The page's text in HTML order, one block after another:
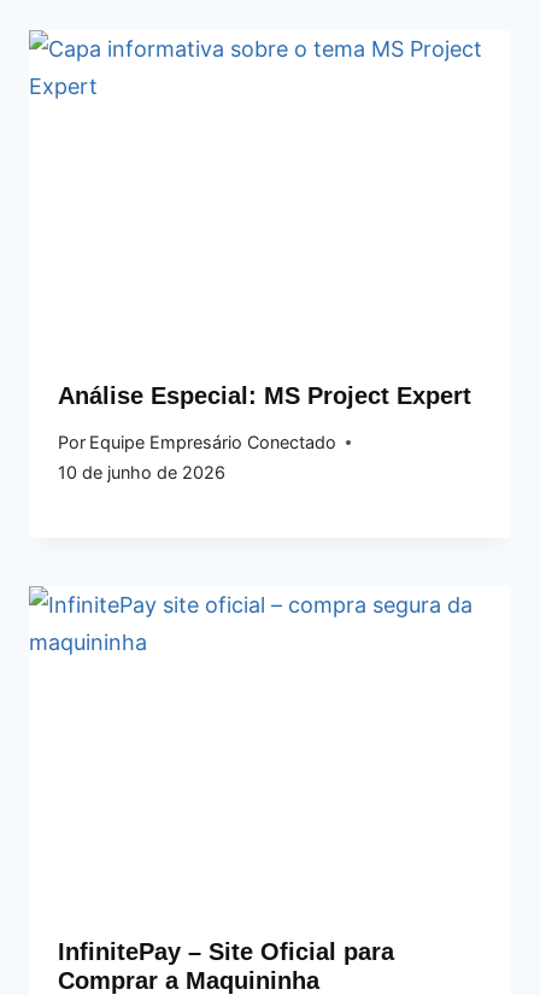
Análise Especial: MS Project Expert
Por Equipe Empresário Conectado
10 de junho de 2026
InfinitePay – Site Oficial para
Comprar a Maquininha